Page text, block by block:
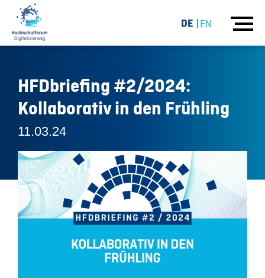
DE EN
HFDbriefing #2/2024:
Kollaborativ in den Frühling
11.03.24